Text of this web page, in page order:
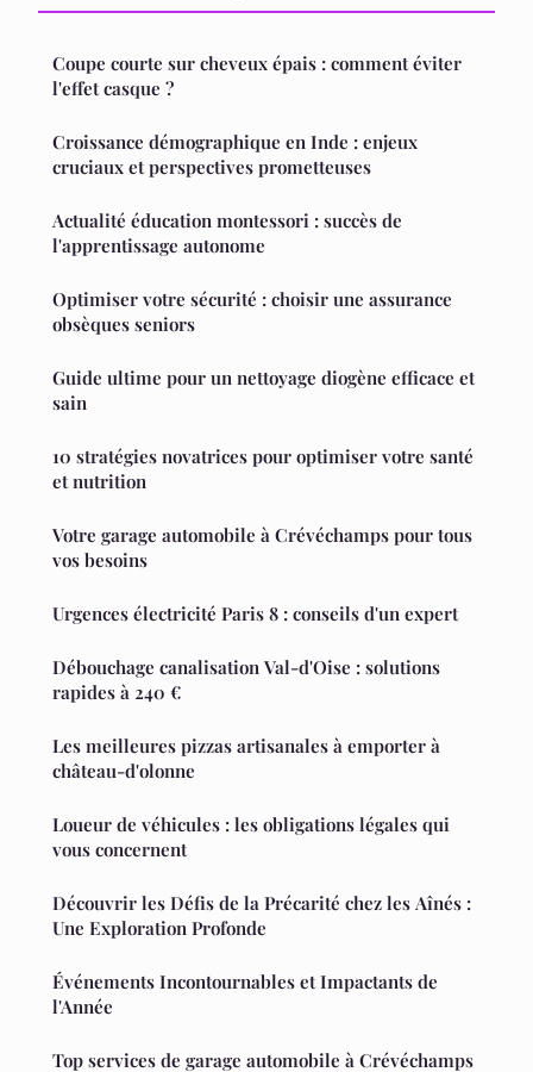
Coupe courte sur cheveux épais : comment éviter
l'effet casque ?
Croissance démographique en Inde : enjeux
cruciaux et perspectives prometteuses
Actualité éducation montessori : succès de
l'apprentissage autonome
Optimiser votre sécurité : choisir une assurance
obsèques seniors
Guide ultime pour un nettoyage diogène efficace et
sain
10 stratégies novatrices pour optimiser votre santé
et nutrition
Votre garage automobile à Crévéchamps pour tous
vos besoins
Urgences électricité Paris 8 : conseils d'un expert
Débouchage canalisation Val-d'Oise : solutions
rapides à 240 €
Les meilleures pizzas artisanales à emporter à
château-d'olonne
Loueur de véhicules : les obligations légales qui
vous concernent
Découvrir les Défis de la Précarité chez les Aînés :
Une Exploration Profonde
Événements Incontournables et Impactants de
l'Année
Top services de garage automobile à Crévéchamps